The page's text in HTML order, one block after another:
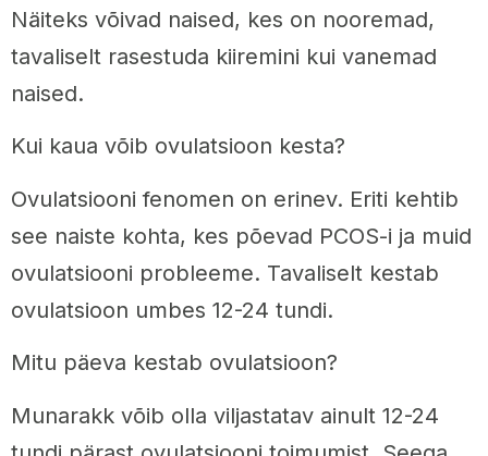
Näiteks võivad naised, kes on nooremad,
tavaliselt rasestuda kiiremini kui vanemad
naised.
Kui kaua võib ovulatsioon kesta?
Ovulatsiooni fenomen on erinev. Eriti kehtib
see naiste kohta, kes põevad PCOS-i ja muid
ovulatsiooni probleeme. Tavaliselt kestab
ovulatsioon umbes 12-24 tundi.
Mitu päeva kestab ovulatsioon?
Munarakk võib olla viljastatav ainult 12-24